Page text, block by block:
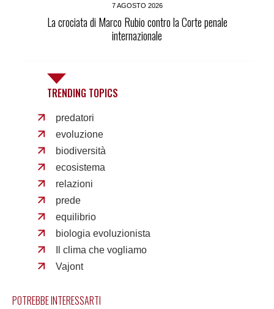
7 AGOSTO 2026
La crociata di Marco Rubio contro la Corte penale
internazionale
TRENDING TOPICS
predatori
evoluzione
biodiversità
ecosistema
relazioni
prede
equilibrio
biologia evoluzionista
Il clima che vogliamo
Vajont
POTREBBE INTERESSARTI